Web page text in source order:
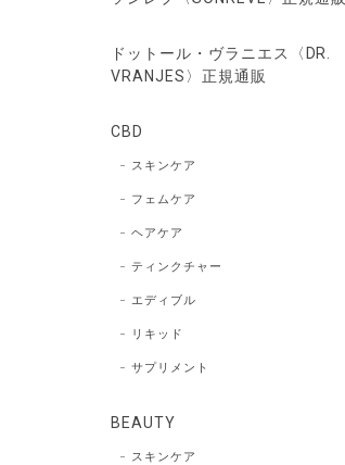
ドットール・ヴラニエス〈DR.
VRANJES〉正規通販
CBD
スキンケア
フェムケア
ヘアケア
ティンクチャー
エディブル
リキッド
サプリメント
BEAUTY
スキンケア